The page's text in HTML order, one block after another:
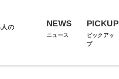
の
NEWS
ニュース
PICKUP
ピックアッ
プ